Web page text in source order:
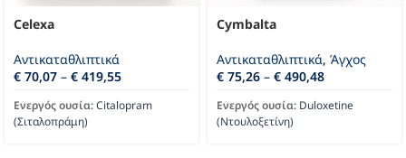
Celexa
Αντικαταθλιπτικά
€ 70,07 – € 419,55
Ενεργός ουσία:Citalopram
(Σιταλοπράμη)
Cymbalta
Αντικαταθλιπτικά, Άγχος
€ 75,26 – € 490,48
Ενεργός ουσία: Duloxetine
(Ντουλοξετίνη)